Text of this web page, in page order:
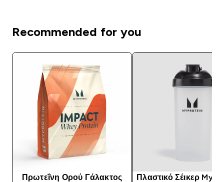
Recommended for you
Πρωτεΐνη Ορού Γάλακτος
Πλαστικό Σέικερ